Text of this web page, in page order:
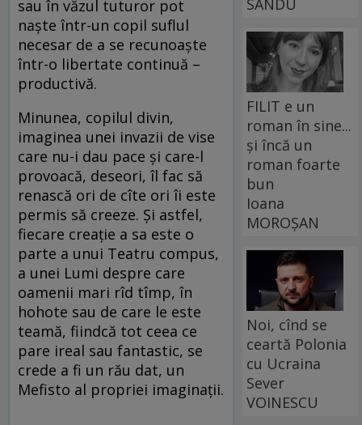
sau în văzul tuturor pot
naşte într-un copil suflul
necesar de a se recunoaşte
într-o libertate continuă –
productivă.
Minunea, copilul divin,
imaginea unei invazii de vise
care nu-i dau pace şi care-l
provoacă, deseori, îl fac să
renască ori de cîte ori îi este
permis să creeze. Şi astfel,
fiecare creaţie a sa este o
parte a unui Teatru compus,
a unei Lumi despre care
oamenii mari rîd tîmp, în
hohote sau de care le este
teamă, fiindcă tot ceea ce
pare ireal sau fantastic, se
crede a fi un rău dat, un
Mefisto al propriei imaginaţii.
SANDU
FILIT e un
roman în sine...
și încă un
roman foarte
bun
Ioana
MOROȘAN
Noi, cînd se
ceartă Polonia
cu Ucraina
Sever
VOINESCU